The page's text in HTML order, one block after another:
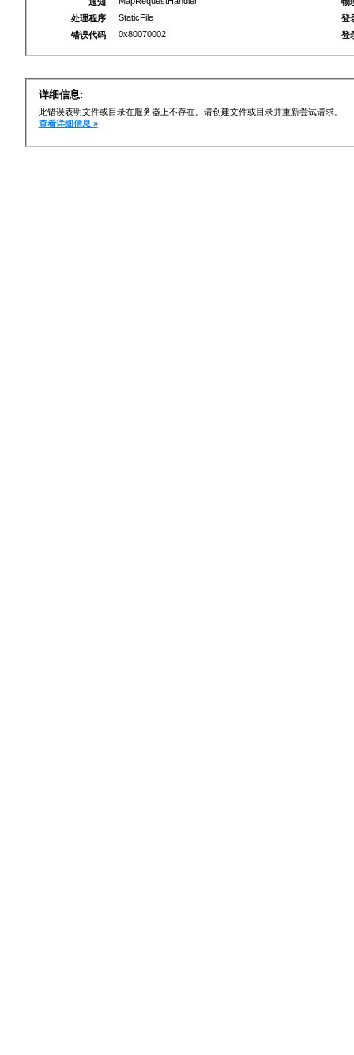
处理程序
StaticFile
错误代码
0x80070002
登
登
详细信息:
此错误表明文件或目录在服务器上不存在。请创建文件或目录并重新尝试请求。
查看详细信息 »